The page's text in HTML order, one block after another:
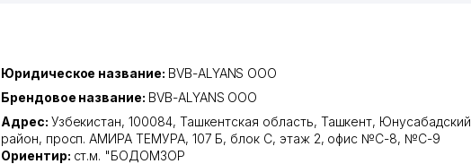
Юридическое название: BVB-ALYANS ООО
Брендовое название: BVB-ALYANS ООО
Адрес: Узбекистан, 100084, Ташкентская область, Ташкент, Юнусабадский
район, просп. АМИРА ТЕМУРА, 107 Б, блок C, этаж 2, офис №C-8, №C-9
Ориентир: ст.м. "БОДОМЗОР